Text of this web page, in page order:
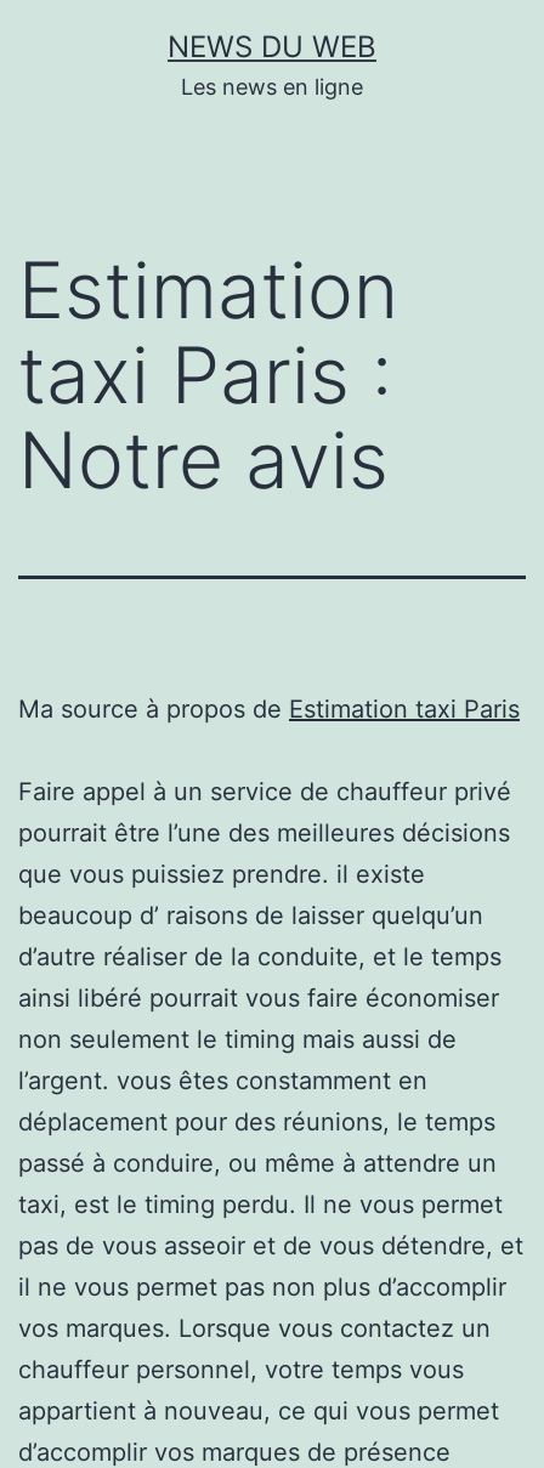
NEWS DU WEB
Les news en ligne
Estimation
taxi Paris :
Notre avis
Ma source à propos de Estimation taxi Paris
Faire appel à un service de chauffeur privé
pourrait être l’une des meilleures décisions
que vous puissiez prendre. il existe
beaucoup d’ raisons de laisser quelqu’un
d’autre réaliser de la conduite, et le temps
ainsi libéré pourrait vous faire économiser
non seulement le timing mais aussi de
l’argent. vous êtes constamment en
déplacement pour des réunions, le temps
passé à conduire, ou même à attendre un
taxi, est le timing perdu. Il ne vous permet
pas de vous asseoir et de vous détendre, et
il ne vous permet pas non plus d’accomplir
vos marques. Lorsque vous contactez un
chauffeur personnel, votre temps vous
appartient à nouveau, ce qui vous permet
d’accomplir vos marques de présence